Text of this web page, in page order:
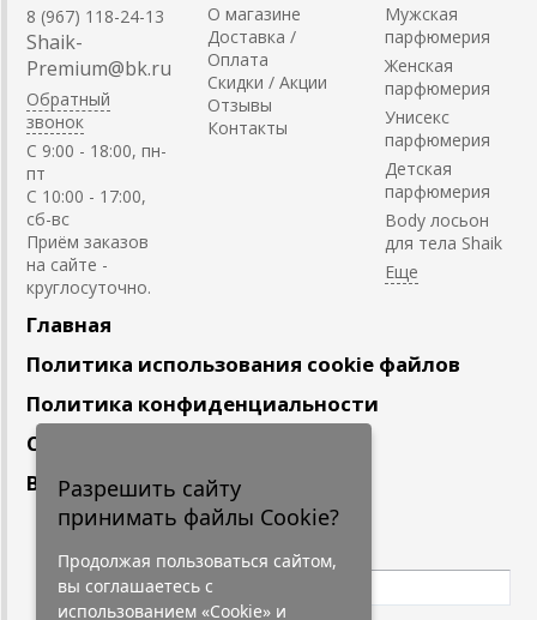
8 (967) 118-24-13
Shaik-
Premium@bk.ru
Обратный
звонок
C 9:00 - 18:00, пн-
пт
С 10:00 - 17:00,
сб-вс
Приём заказов
на сайте -
круглосуточно.
О магазине
Доставка /
Оплата
Скидки / Акции
Отзывы
Контакты
Мужская
парфюмерия
Женская
парфюмерия
Унисекс
парфюмерия
Детская
парфюмерия
Body лосьон
для тела Shaik
Главная
Политика использования cookie файлов
Политика конфиденциальности
Сотрудничество
Вакансии
Подпишитесь
Разрешить сайту
принимать файлы Cookie?
Продолжая пользоваться сайтом,
вы соглашаетесь с
использованием «Cookie» и